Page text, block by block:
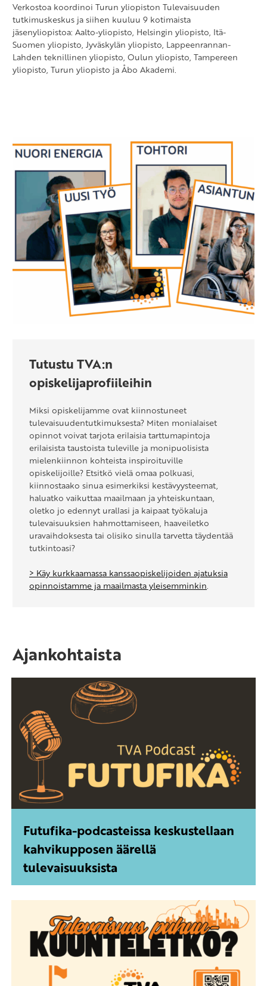
Verkostoa koordinoi Turun yliopiston Tulevaisuuden
tutkimuskeskus ja siihen kuuluu 9 kotimaista
jäsenyliopistoa: Aalto-yliopisto, Helsingin yliopisto, Itä-
Suomen yliopisto, Jyväskylän yliopisto, Lappeenrannan-
Lahden teknillinen yliopisto, Oulun yliopisto, Tampereen
yliopisto, Turun yliopisto ja Åbo Akademi.
Tutustu TVA:n
opiskelijaprofiileihin
Miksi opiskelijamme ovat kiinnostuneet
tulevaisuudentutkimuksesta? Miten monialaiset
opinnot voivat tarjota erilaisia tarttumapintoja
erilaisista taustoista tuleville ja monipuolisista
mielenkiinnon kohteista inspiroituville
opiskelijoille? Etsitkö vielä omaa polkuasi,
kiinnostaako sinua esimerkiksi kestävyysteemat,
haluatko vaikuttaa maailmaan ja yhteiskuntaan,
oletko jo edennyt urallasi ja kaipaat työkaluja
tulevaisuuksien hahmottamiseen, haaveiletko
uravaihdoksesta tai olisiko sinulla tarvetta täydentää
tutkintoasi?
> Käy kurkkaamassa kanssaopiskelijoiden ajatuksia
opinnoistamme ja maailmasta yleisemminkin.
Ajankohtaista
Futufika-podcasteissa keskustellaan
kahvikupposen äärellä
tulevaisuuksista